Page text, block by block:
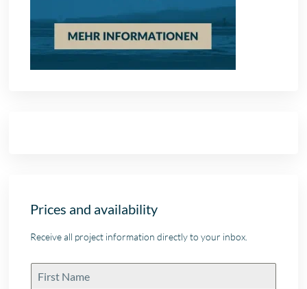
Prices and availability
Receive all project information directly to your inbox.